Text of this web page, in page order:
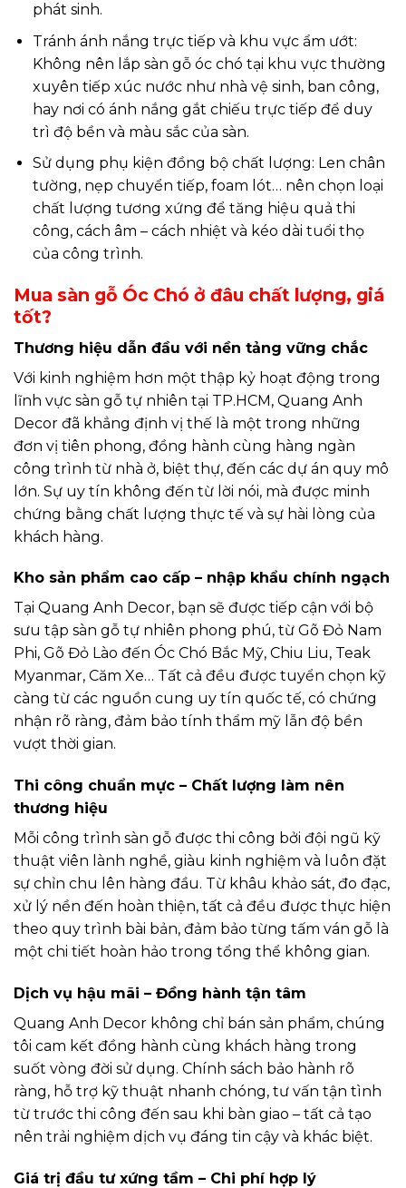
phát sinh.
Tránh ánh nắng trực tiếp và khu vực ẩm ướt:
Không nên lắp sàn gỗ óc chó tại khu vực thường
xuyên tiếp xúc nước như nhà vệ sinh, ban công,
hay nơi có ánh nắng gắt chiếu trực tiếp để duy
trì độ bền và màu sắc của sàn.
Sử dụng phụ kiện đồng bộ chất lượng: Len chân
tường, nẹp chuyển tiếp, foam lót… nên chọn loại
chất lượng tương xứng để tăng hiệu quả thi
công, cách âm – cách nhiệt và kéo dài tuổi thọ
của công trình.
Mua sàn gỗ Óc Chó ở đâu chất lượng, giá
tốt?
Thương hiệu dẫn đầu với nền tảng vững chắc
Với kinh nghiệm hơn một thập kỷ hoạt động trong
lĩnh vực sàn gỗ tự nhiên tại TP.HCM, Quang Anh
Decor đã khẳng định vị thế là một trong những
đơn vị tiên phong, đồng hành cùng hàng ngàn
công trình từ nhà ở, biệt thự, đến các dự án quy mô
lớn. Sự uy tín không đến từ lời nói, mà được minh
chứng bằng chất lượng thực tế và sự hài lòng của
khách hàng.
Kho sản phẩm cao cấp – nhập khẩu chính ngạch
Tại Quang Anh Decor, bạn sẽ được tiếp cận với bộ
sưu tập sàn gỗ tự nhiên phong phú, từ Gõ Đỏ Nam
Phi, Gõ Đỏ Lào đến Óc Chó Bắc Mỹ, Chiu Liu, Teak
Myanmar, Căm Xe… Tất cả đều được tuyển chọn kỹ
càng từ các nguồn cung uy tín quốc tế, có chứng
nhận rõ ràng, đảm bảo tính thẩm mỹ lẫn độ bền
vượt thời gian.
Thi công chuẩn mực – Chất lượng làm nên
thương hiệu
Mỗi công trình sàn gỗ được thi công bởi đội ngũ kỹ
thuật viên lành nghề, giàu kinh nghiệm và luôn đặt
sự chỉn chu lên hàng đầu. Từ khâu khảo sát, đo đạc,
xử lý nền đến hoàn thiện, tất cả đều được thực hiện
theo quy trình bài bản, đảm bảo từng tấm ván gỗ là
một chi tiết hoàn hảo trong tổng thể không gian.
Dịch vụ hậu mãi – Đồng hành tận tâm
Quang Anh Decor không chỉ bán sản phẩm, chúng
tôi cam kết đồng hành cùng khách hàng trong
suốt vòng đời sử dụng. Chính sách bảo hành rõ
ràng, hỗ trợ kỹ thuật nhanh chóng, tư vấn tận tình
từ trước thi công đến sau khi bàn giao – tất cả tạo
nên trải nghiệm dịch vụ đáng tin cậy và khác biệt.
Giá trị đầu tư xứng tầm – Chi phí hợp lý